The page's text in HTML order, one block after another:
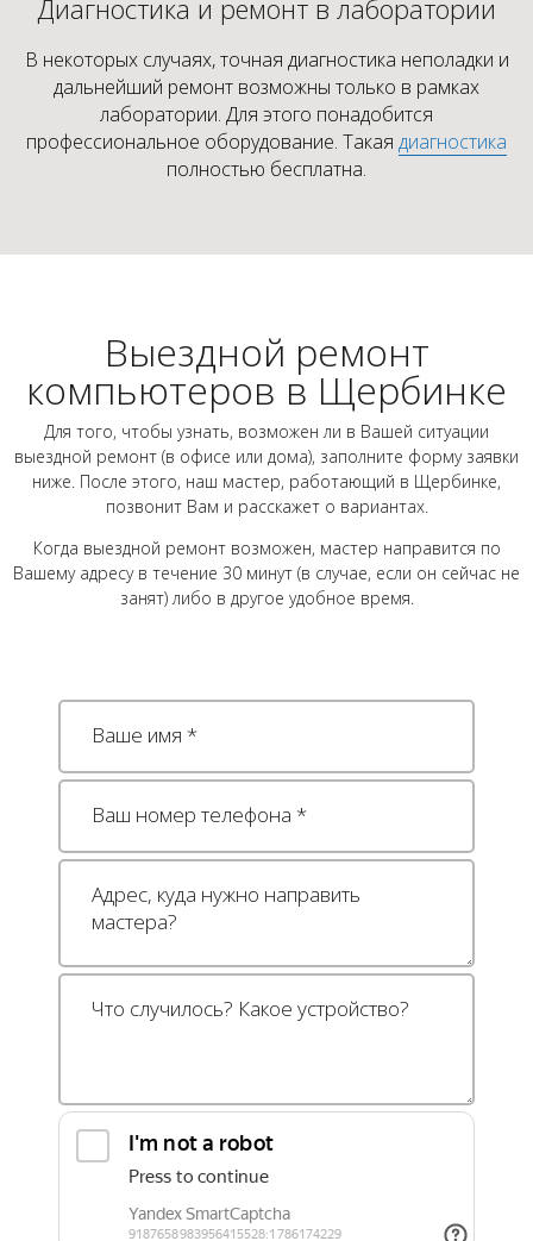
Диагностика и ремонт в лаборатории
В некоторых случаях, точная диагностика неполадки и
дальнейший ремонт возможны только в рамках
лаборатории. Для этого понадобится
профессиональное оборудование. Такая диагностика
полностью бесплатна.
Выездной ремонт
компьютеров в Щербинке
Для того, чтобы узнать, возможен ли в Вашей ситуации
выездной ремонт (в офисе или дома), заполните форму заявки
ниже. После этого, наш мастер, работающий в Щербинке,
позвонит Вам и расскажет о вариантах.
Когда выездной ремонт возможен, мастер направится по
Вашему адресу в течение 30 минут (в случае, если он сейчас не
занят) либо в другое удобное время.